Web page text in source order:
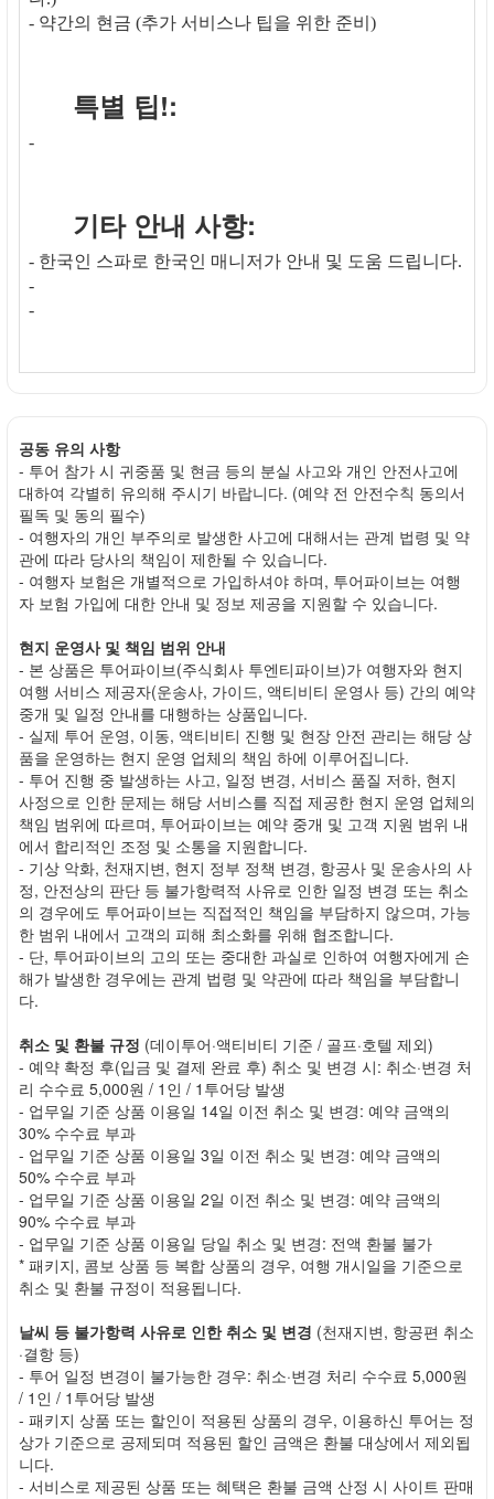
- 약간의 현금 (추가 서비스나 팁을 위한 준비)
특별 팁!:
-
기타 안내 사항:
- 한국인 스파로 한국인 매니저가 안내 및 도움 드립니다.
-
-
공동 유의 사항
- 투어 참가 시 귀중품 및 현금 등의 분실 사고와 개인 안전사고에
대하여 각별히 유의해 주시기 바랍니다. (예약 전 안전수칙 동의서
필독 및 동의 필수)
- 여행자의 개인 부주의로 발생한 사고에 대해서는 관계 법령 및 약
관에 따라 당사의 책임이 제한될 수 있습니다.
- 여행자 보험은 개별적으로 가입하셔야 하며, 투어파이브는 여행
자 보험 가입에 대한 안내 및 정보 제공을 지원할 수 있습니다.
현지 운영사 및 책임 범위 안내
- 본 상품은 투어파이브(주식회사 투엔티파이브)가 여행자와 현지
여행 서비스 제공자(운송사, 가이드, 액티비티 운영사 등) 간의 예약
중개 및 일정 안내를 대행하는 상품입니다.
- 실제 투어 운영, 이동, 액티비티 진행 및 현장 안전 관리는 해당 상
품을 운영하는 현지 운영 업체의 책임 하에 이루어집니다.
- 투어 진행 중 발생하는 사고, 일정 변경, 서비스 품질 저하, 현지
사정으로 인한 문제는 해당 서비스를 직접 제공한 현지 운영 업체의
책임 범위에 따르며, 투어파이브는 예약 중개 및 고객 지원 범위 내
에서 합리적인 조정 및 소통을 지원합니다.
- 기상 악화, 천재지변, 현지 정부 정책 변경, 항공사 및 운송사의 사
정, 안전상의 판단 등 불가항력적 사유로 인한 일정 변경 또는 취소
의 경우에도 투어파이브는 직접적인 책임을 부담하지 않으며, 가능
한 범위 내에서 고객의 피해 최소화를 위해 협조합니다.
- 단, 투어파이브의 고의 또는 중대한 과실로 인하여 여행자에게 손
해가 발생한 경우에는 관계 법령 및 약관에 따라 책임을 부담합니
다.
취소 및 환불 규정 (데이투어·액티비티 기준 / 골프·호텔 제외)
- 예약 확정 후(입금 및 결제 완료 후) 취소 및 변경 시: 취소·변경 처
리 수수료 5,000원 / 1인 / 1투어당 발생
- 업무일 기준 상품 이용일 14일 이전 취소 및 변경: 예약 금액의
30% 수수료 부과
- 업무일 기준 상품 이용일 3일 이전 취소 및 변경: 예약 금액의
50% 수수료 부과
- 업무일 기준 상품 이용일 2일 이전 취소 및 변경: 예약 금액의
90% 수수료 부과
- 업무일 기준 상품 이용일 당일 취소 및 변경: 전액 환불 불가
* 패키지, 콤보 상품 등 복합 상품의 경우, 여행 개시일을 기준으로
취소 및 환불 규정이 적용됩니다.
날씨 등 불가항력 사유로 인한 취소 및 변경 (천재지변, 항공편 취소
·결항 등)
- 투어 일정 변경이 불가능한 경우: 취소·변경 처리 수수료 5,000원
/ 1인 / 1투어당 발생
- 패키지 상품 또는 할인이 적용된 상품의 경우, 이용하신 투어는 정
상가 기준으로 공제되며 적용된 할인 금액은 환불 대상에서 제외됩
니다.
- 서비스로 제공된 상품 또는 혜택은 환불 금액 산정 시 사이트 판매